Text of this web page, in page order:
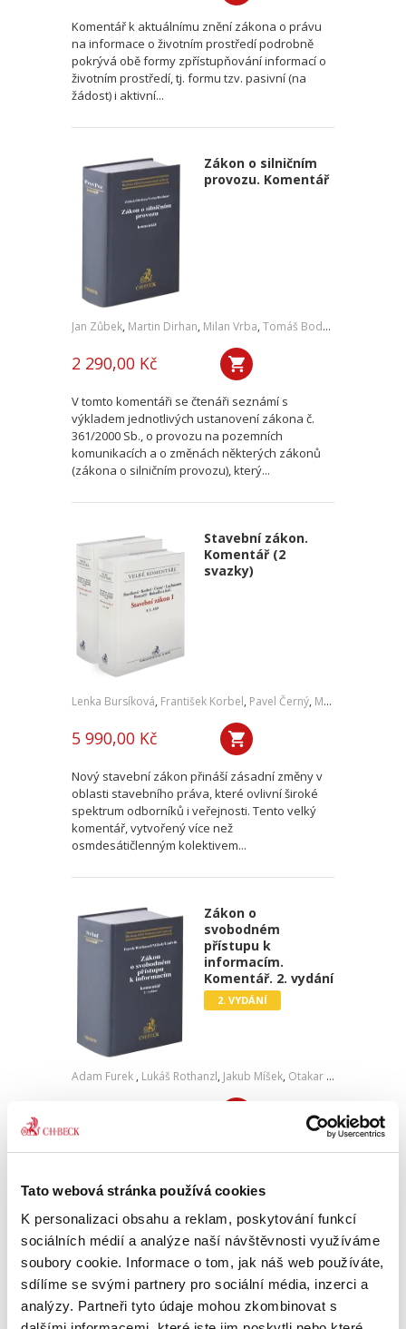
Tato webová stránka používá cookies
K personalizaci obsahu a reklam, poskytování funkcí
sociálních médií a analýze naší návštěvnosti využíváme
soubory cookie. Informace o tom, jak náš web používáte,
sdílíme se svými partnery pro sociální média, inzerci a
analýzy. Partneři tyto údaje mohou zkombinovat s
Komentář k aktuálnímu znění zákona o právu
na informace o životním prostředí podrobně
pokrývá obě formy zpřístupňování informací o
životním prostředí, tj. formu tzv. pasivní (na
žádost) i aktivní...
Zákon o silničním
provozu. Komentář
Jan Zůbek, Martin Dirhan, Milan Vrba, Tomáš Bodnar
2 290,00 Kč
V tomto komentáři se čtenáři seznámí s
výkladem jednotlivých ustanovení zákona č.
361/2000 Sb., o provozu na pozemních
komunikacích a o změnách některých zákonů
(zákona o silničním provozu), který...
Stavební zákon.
Komentář (2
svazky)
Lenka Bursíková, František Korbel, Pavel Černý, Martin Lachmann
5 990,00 Kč
Nový stavební zákon přináší zásadní změny v
oblasti stavebního práva, které ovlivní široké
spektrum odborníků i veřejnosti. Tento velký
komentář, vytvořený více než
osmdesátičlenným kolektivem...
Zákon o
svobodném
přístupu k
informacím.
Komentář. 2. vydání
2. VYDÁNÍ
Adam Furek , Lukáš Rothanzl, Jakub Míšek, Otakar Ludvík
Komentář k zákonu o svobodném přístupu k
navazuje na úspěšné a v aplikační praxi
oblíbené první vydání z roku 2016 a jemu
předcházející dvě vydání v dnes...
Zákon o pozemních
komunikacích.
Komentář. 2. vydání